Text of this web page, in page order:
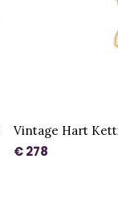
Vintage Hart
€ 278